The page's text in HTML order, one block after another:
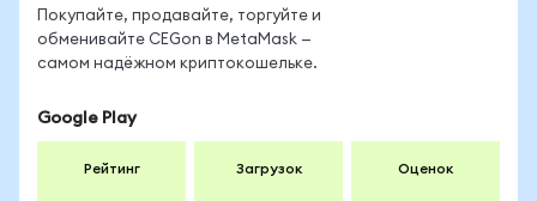
Покупайте, продавайте, торгуйте и
обменивайте CEGon в MetaMask —
самом надёжном криптокошельке.
Google Play
Рейтинг Загрузок Оценок